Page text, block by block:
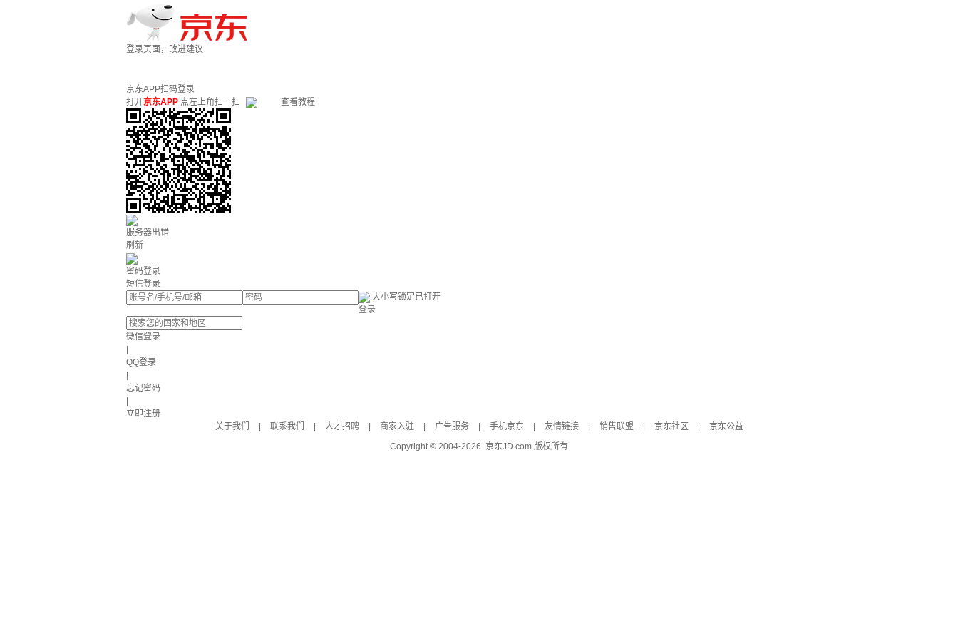
登录页面，改进建议
京东APP扫码登录
打开京东APP 点左上角扫一扫 查看教程
服务器出错
刷新
密码登录
短信登录
大小写锁定已打开
登录
微信登录
QQ登录
忘记密码
立即注册
关于我们
联系我们 人才招聘 商家入驻 广告服务 手机京东 友情链接 销售联盟 京东社区
京东公益
Copyright © 2004-2026 京东JD.com 版权所有